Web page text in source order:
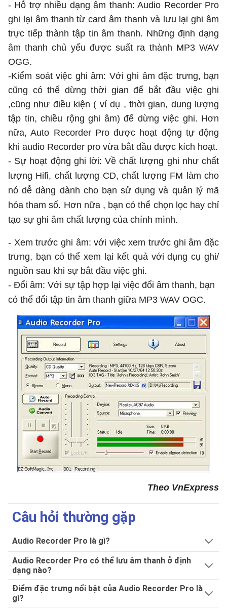
- Hỗ trợ nhiều dạng âm thanh: Audio Recorder Pro
ghi lại âm thanh từ card âm thanh và lưu lại ghi âm
trực tiếp thành tập tin âm thanh. Những định dạng
âm thanh chủ yếu được suất ra thành MP3 WAV
OGG.
-Kiểm soát việc ghi âm: Với ghi âm đặc trưng, bạn
cũng có thể dừng thời gian để bắt đầu việc ghi
,cũng như điều kiện ( ví dụ , thời gian, dung lượng
tập tin, chiều rộng ghi âm) để dừng việc ghi. Hơn
nữa, Auto Recorder Pro được hoạt động tự động
khi audio Recorder pro vừa bắt đầu được kích hoạt.
- Sự hoạt động ghi lời: Về chất lượng ghi như chất
lượng Hifi, chất lượng CD, chất lượng FM làm cho
nó dễ dàng dành cho bạn sử dụng và quản lý mã
hóa tham số. Hơn nữa , bạn có thể chọn lọc hay chỉ
tạo sự ghi âm chất lượng của chính mình.
- Xem trước ghi âm: với việc xem trước ghi âm đặc
trưng, bạn có thể xem lại kết quả với dụng cụ ghi/
nguồn sau khi sự bắt đầu việc ghi.
- Đổi âm: Với sự tập hợp lại việc đổi âm thanh, bạn
có thể đổi tập tin âm thanh giữa MP3 WAV OGC.
Theo VnExpress
Câu hỏi thường gặp
Audio Recorder Pro là gì?
Audio Recorder Pro có thể lưu âm thanh ở định
dạng nào?
Điểm đặc trưng nổi bật của Audio Recorder Pro là
gì?